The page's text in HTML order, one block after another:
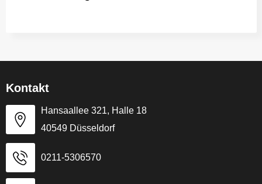
Kontakt
Hansaallee 321, Halle 18
40549 Düsseldorf
0211-5306570